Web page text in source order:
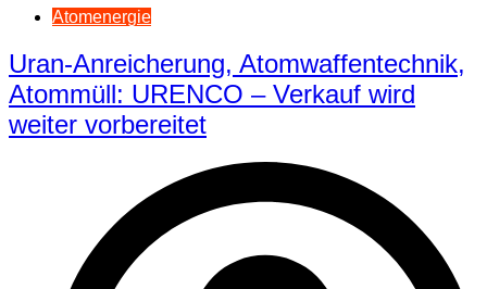
Atomenergie
Uran-Anreicherung, Atomwaffentechnik,
Atommüll: URENCO – Verkauf wird
weiter vorbereitet